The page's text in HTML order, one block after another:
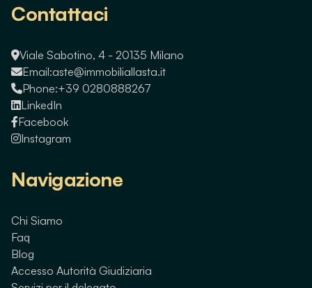
Contattaci
Viale Sabotino, 4 - 20135 Milano
Email:aste@immobiliallasta.it
Phone:+39 0280888267
LinkedIn
Facebook
Instagram
Navigazione
Chi Siamo
Faq
Blog
Accesso Autorità Giudiziaria